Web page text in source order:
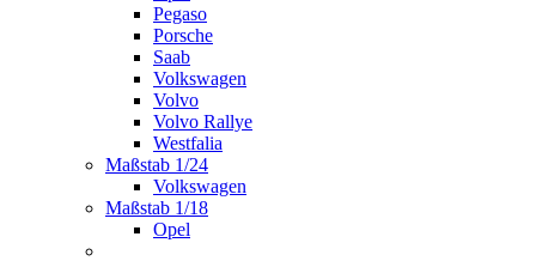
Pegaso
Porsche
Saab
Volkswagen
Volvo
Volvo Rallye
Westfalia
Maßstab 1/24
Volkswagen
Maßstab 1/18
Opel